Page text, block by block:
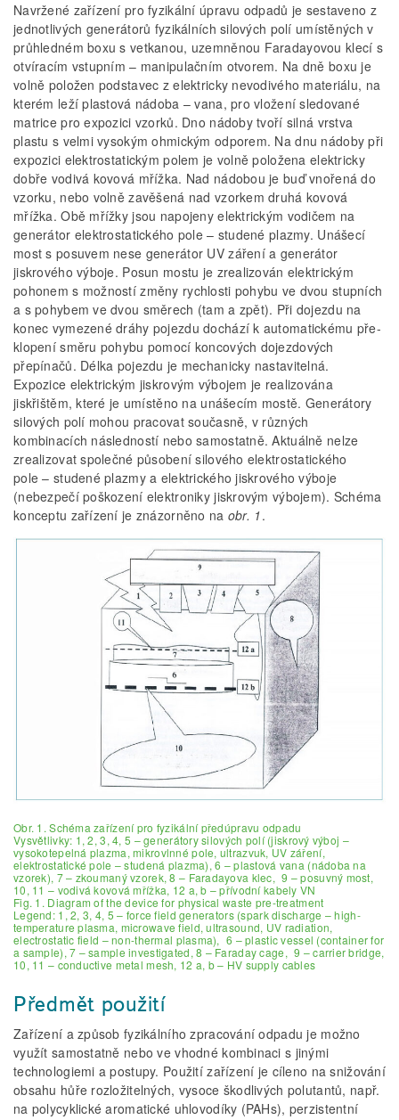
Navržené zařízení pro fyzikální úpravu odpadů je sestaveno z
jednotlivých generátorů fyzikálních silových polí umístěných v
prů­hledném boxu s vetkanou, uzemněnou Faradayovou klecí s
otvíracím vstupním – manipulačním otvorem. Na dně boxu je
volně položen podstavec z elektricky nevodivého materiálu, na
kterém leží plastová nádoba – vana, pro vložení sledované
matrice pro expozici vzorků. Dno nádoby tvoří silná vrstva
plastu s velmi vysokým ohmickým odporem. Na dnu nádoby při
expozici elektrostatickým polem je volně položena elektricky
dobře vodivá kovová mřížka. Nad nádobou je buď vno­řená do
vzorku, nebo volně zavěšená nad vzorkem druhá kovová
mřížka. Obě mřížky jsou napojeny elektrickým vodičem na
generátor elek­trostatického pole – studené plazmy. Unášecí
most s posuvem nese generátor UV záření a generátor
jiskrového výboje. Posun mostu je zrealizován elektrickým
pohonem s možností změny rychlosti pohybu ve dvou stupních
a s pohybem ve dvou směrech (tam a zpět). Při dojezdu na
konec vymezené dráhy pojezdu dochází k automatickému pře­
klopení směru pohybu pomocí koncových dojezdových
přepínačů. Délka pojezdu je mechanicky nasta­vitelná.
Expozice elektrickým jiskrovým výbojem je realizována
jiskřištěm, které je umístěno na unášecím mostě. Generátory
silových polí mohou pracovat součas­ně, v různých
kombinacích následností nebo samostatně. Aktuálně nelze
zrealizovat společné působení silového elektrostatického
pole – studené plazmy a elektrického jiskrového výboje
(nebezpečí poškození elektroniky jiskrovým výbojem). Schéma
konceptu zařízení je znázorněno na obr. 1.
Obr. 1. Schéma zařízení pro fyzikální předúpravu odpadu
Vysvětlivky: 1, 2, 3, 4, 5 – generátory silových polí (jiskrový výboj –
vysokotepelná plazma, mikrovlnné pole, ultrazvuk, UV záření,
elektrostatické pole – studená plazma), 6 – plastová vana (nádoba na
vzorek), 7 – zkoumaný vzorek, 8 – Faradayova klec, 9 – posuvný most,
10, 11 – vodivá kovová mřížka, 12 a, b – přívodní kabely VN
Fig. 1. Diagram of the device for physical waste pre-treatment
Legend: 1, 2, 3, 4, 5 – force field generators (spark discharge – high-
temperature plasma, microwave field, ultrasound, UV radiation,
electrostatic field – non-thermal plasma), 6 – plastic vessel (container for
a sample), 7 – sample investigated, 8 – Faraday cage, 9 – carrier bridge,
10, 11 – conductive metal mesh, 12 a, b – HV supply cables
Předmět použití
Zařízení a způsob fyzikálního zpracování odpadu je možno
využít samostatně nebo ve vhodné kombinaci s jinými
technologiemi a postupy. Použití zařízení je cíleno na snižování
obsahu hůře rozložitelných, vysoce škodlivých polutantů, např.
na polycyklické aromatické uhlovodíky (PAHs), perzistentní